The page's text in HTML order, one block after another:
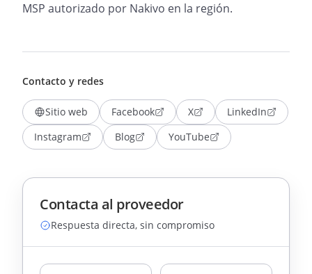
MSP autorizado por Nakivo en la región.
Contacto y redes
Sitio web Facebook X
LinkedIn
Instagram
Blog YouTube
Contacta al proveedor
Respuesta directa, sin compromiso